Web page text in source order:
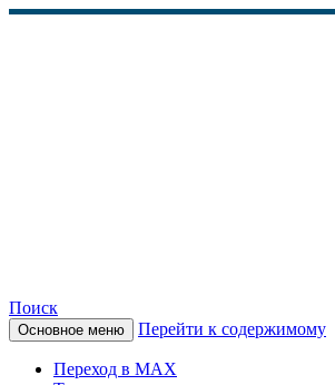
КАМЧАТСКОЕ
Поиск
Основное меню Перейти к содержимому
Переход в MAX